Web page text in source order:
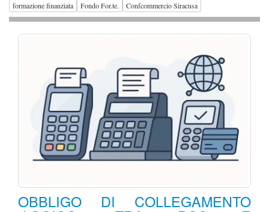
formazione finanziata
Fondo For.te. Confcommercio Siracusa
OBBLIGO DI COLLEGAMENTO